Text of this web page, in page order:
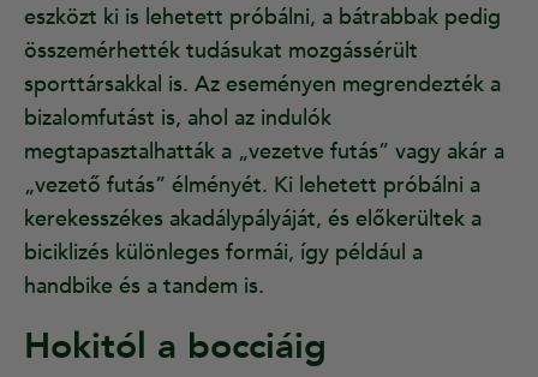
eszközt ki is lehetett próbálni, a bátrabbak pedig
összemérhették tudásukat mozgássérült
sporttársakkal is. Az eseményen megrendezték a
bizalomfutást is, ahol az indulók
megtapasztalhatták a „vezetve futás” vagy akár a
„vezető futás” élményét. Ki lehetett próbálni a
kerekesszékes akadálypályáját, és előkerültek a
biciklizés különleges formái, így például a
handbike és a tandem is.
Hokitól a bocciáig